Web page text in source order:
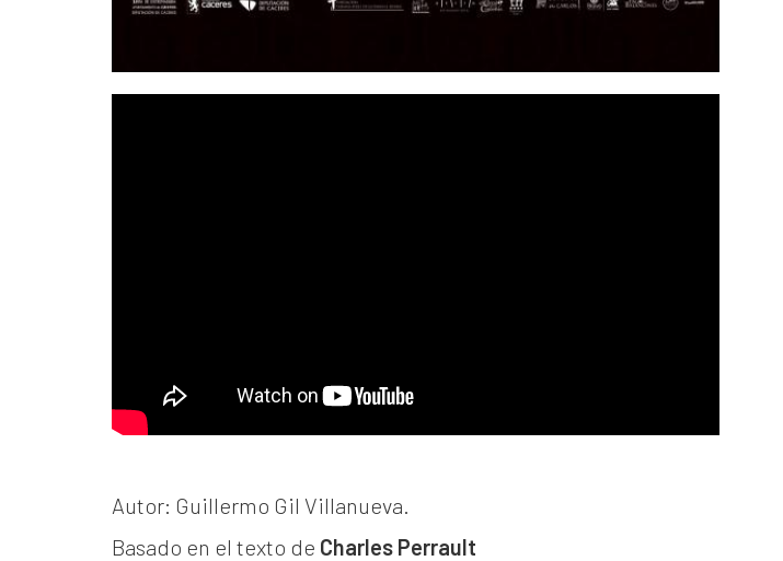
Autor: Guillermo Gil Villanueva.
Basado en el texto de Charles Perrault